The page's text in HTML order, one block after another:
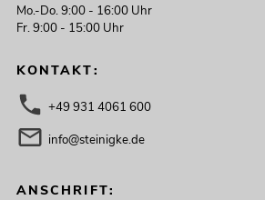
Mo.-Do. 9:00 - 16:00 Uhr
Fr. 9:00 - 15:00 Uhr
KONTAKT:
+49 931 4061 600
info@steinigke.de
ANSCHRIFT: